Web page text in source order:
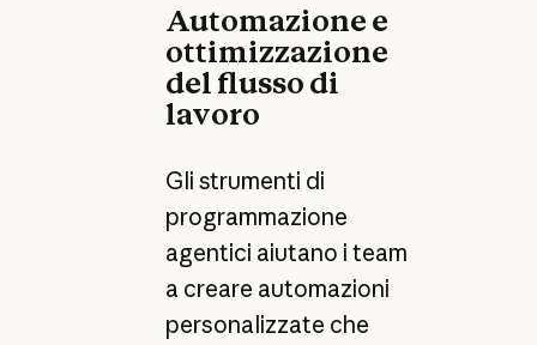
Automazione e
ottimizzazione
del flusso di
lavoro
Gli strumenti di
programmazione
agentici aiutano i team
a creare automazioni
personalizzate che